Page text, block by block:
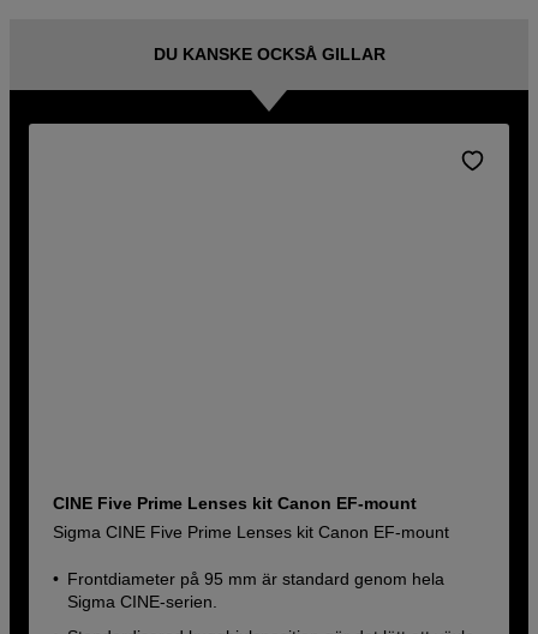
DU KANSKE OCKSÅ GILLAR
CINE Five Prime Lenses kit Canon EF-mount
Sigma CINE Five Prime Lenses kit Canon EF-mount
Frontdiameter på 95 mm är standard genom hela
Sigma CINE-serien.